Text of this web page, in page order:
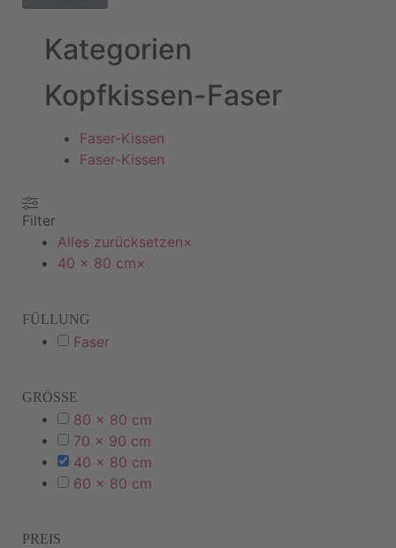
Kategorien
Kopfkissen-Faser
Faser-Kissen
Faser-Kissen
Filter
Alles zurücksetzen×
40 x 80 cm×
FÜLLUNG
Faser
GRÖSSE
80 x 80 cm
70 x 90 cm
40 x 80 cm
60 x 80 cm
PREIS